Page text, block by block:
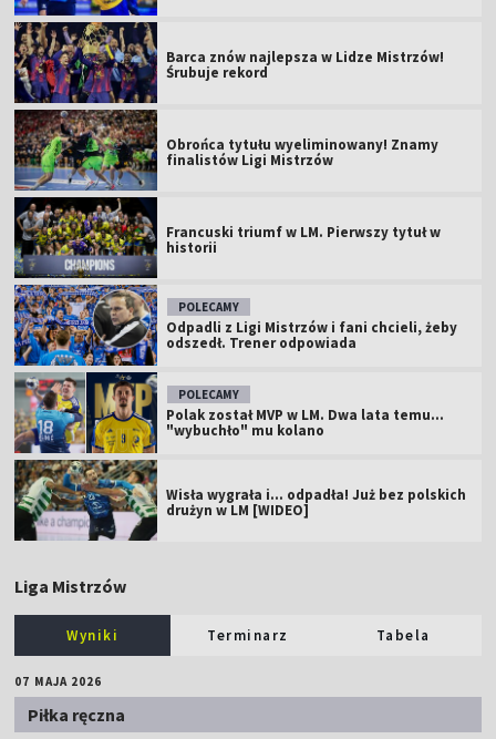
Barca znów najlepsza w Lidze Mistrzów!
Śrubuje rekord
Obrońca tytułu wyeliminowany! Znamy
finalistów Ligi Mistrzów
Francuski triumf w LM. Pierwszy tytuł w
historii
POLECAMY
Odpadli z Ligi Mistrzów i fani chcieli, żeby
odszedł. Trener odpowiada
POLECAMY
Polak został MVP w LM. Dwa lata temu...
"wybuchło" mu kolano
Wisła wygrała i... odpadła! Już bez polskich
drużyn w LM [WIDEO]
Liga Mistrzów
Wyniki Terminarz Tabela
07 MAJA 2026
Piłka ręczna